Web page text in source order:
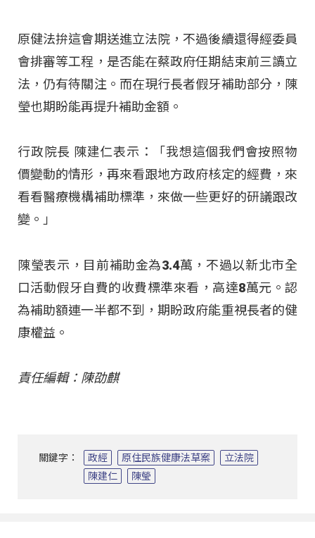
原健法拚這會期送進立法院，不過後續還得經委員
會排審等工程，是否能在蔡政府任期結束前三讀立
法，仍有待關注。而在現行長者假牙補助部分，陳
瑩也期盼能再提升補助金額。
行政院長 陳建仁表示：「我想這個我們會按照物
價變動的情形，再來看跟地方政府核定的經費，來
看看醫療機構補助標準，來做一些更好的研議跟改
變。」
陳瑩表示，目前補助金為3.4萬，不過以新北市全
口活動假牙自費的收費標準來看，高達8萬元。認
為補助額連一半都不到，期盼政府能重視長者的健
康權益。
責任編輯：陳劭麒
關鍵字： 政經 原住民族健康法草案
立法院
陳建仁
陳瑩